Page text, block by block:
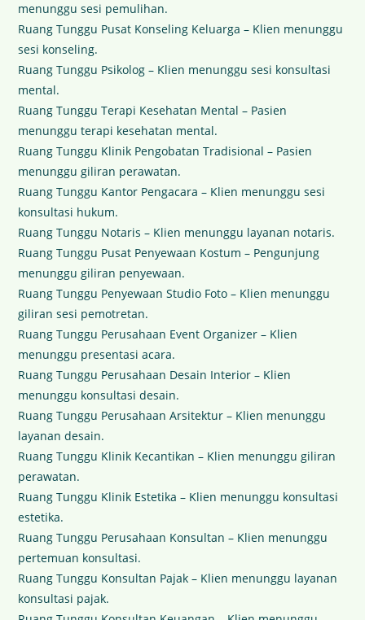
menunggu sesi pemulihan.
Ruang Tunggu Pusat Konseling Keluarga – Klien menunggu
sesi konseling.
Ruang Tunggu Psikolog – Klien menunggu sesi konsultasi
mental.
Ruang Tunggu Terapi Kesehatan Mental – Pasien
menunggu terapi kesehatan mental.
Ruang Tunggu Klinik Pengobatan Tradisional – Pasien
menunggu giliran perawatan.
Ruang Tunggu Kantor Pengacara – Klien menunggu sesi
konsultasi hukum.
Ruang Tunggu Notaris – Klien menunggu layanan notaris.
Ruang Tunggu Pusat Penyewaan Kostum – Pengunjung
menunggu giliran penyewaan.
Ruang Tunggu Penyewaan Studio Foto – Klien menunggu
giliran sesi pemotretan.
Ruang Tunggu Perusahaan Event Organizer – Klien
menunggu presentasi acara.
Ruang Tunggu Perusahaan Desain Interior – Klien
menunggu konsultasi desain.
Ruang Tunggu Perusahaan Arsitektur – Klien menunggu
layanan desain.
Ruang Tunggu Klinik Kecantikan – Klien menunggu giliran
perawatan.
Ruang Tunggu Klinik Estetika – Klien menunggu konsultasi
estetika.
Ruang Tunggu Perusahaan Konsultan – Klien menunggu
pertemuan konsultasi.
Ruang Tunggu Konsultan Pajak – Klien menunggu layanan
konsultasi pajak.